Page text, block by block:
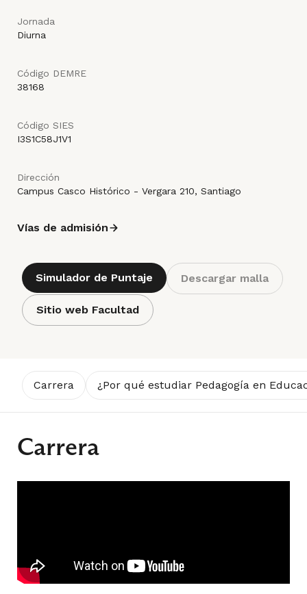
Jornada
Diurna
Código DEMRE
38168
Código SIES
I3S1C58J1V1
Dirección
Campus Casco Histórico - Vergara 210, Santiago
Vías de admisión
Simulador de Puntaje Descargar malla
Sitio web Facultad
Carrera ¿Por qué estudiar Pedagogía en
Carrera